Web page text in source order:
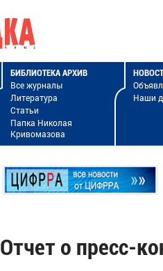
БИБЛИОТЕКА АРХИВ
Все журналы
Литература
Статьи
Папка Николая
Кривомазова
Наши
Отчет о пресс-